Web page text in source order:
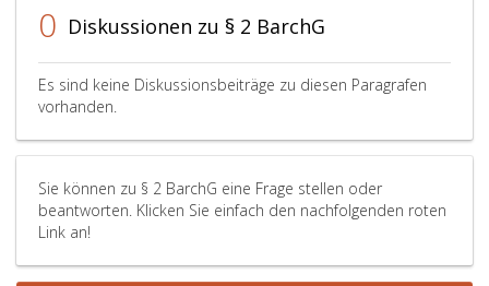
0 Diskussionen zu § 2 BarchG
Es sind keine Diskussionsbeiträge zu diesen Paragrafen
vorhanden.
Sie können zu § 2 BarchG eine Frage stellen oder
beantworten. Klicken Sie einfach den nachfolgenden roten
Link an!